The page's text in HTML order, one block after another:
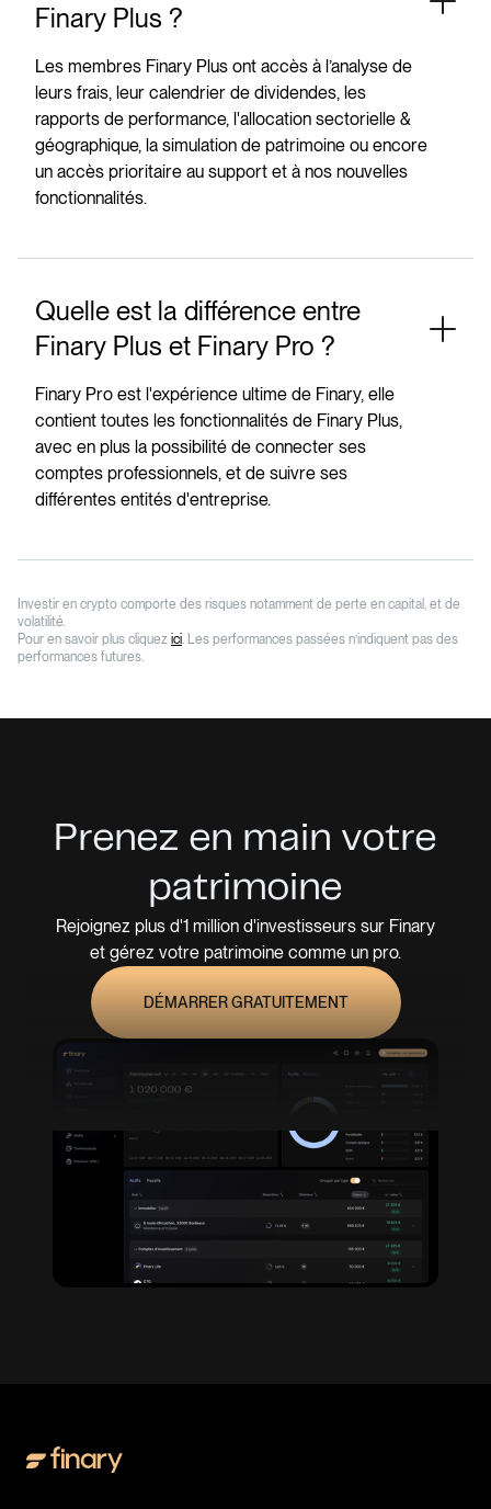
Finary Plus ?
Les membres Finary Plus ont accès à l’analyse de
leurs frais, leur calendrier de dividendes, les
rapports de performance, l'allocation sectorielle &
géographique, la simulation de patrimoine ou encore
un accès prioritaire au support et à nos nouvelles
fonctionnalités.
Quelle est la différence entre
Finary Plus et Finary Pro ?
Finary Pro est l'expérience ultime de Finary, elle
contient toutes les fonctionnalités de Finary Plus,
avec en plus la possibilité de connecter ses
comptes professionnels, et de suivre ses
différentes entités d'entreprise.
Investir en crypto comporte des risques notamment de perte en capital, et de
volatilité.
Pour en savoir plus cliquez ici. Les performances passées n’indiquent pas des
performances futures.
Prenez en main votre
patrimoine
Rejoignez plus d'1 million d'investisseurs sur Finary
et gérez votre patrimoine comme un pro.
DÉMARRER GRATUITEMENT